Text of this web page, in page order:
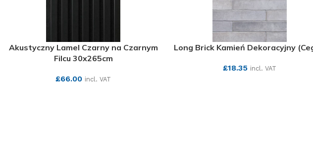
Akustyczny Lamel Czarny na Czarnym
Filcu 30x265cm
£66.00 incl. VAT
Long Brick Kamień Dekoracyjny
£18.35 incl. VAT